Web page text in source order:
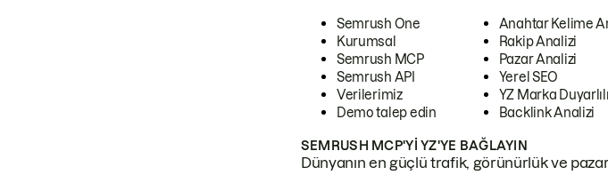
Semrush One
Kurumsal
Semrush MCP
Semrush API
Verilerimiz
Demo talep edin
Anahtar Kelime
Rakip Analizi
Pazar Analizi
Yerel SEO
YZ Marka
Backlink Analizi
SEMRUSH MCP'YI YZ'YE BAĞLAYIN
Dünyanın en güçlü trafik, görünürlük ve